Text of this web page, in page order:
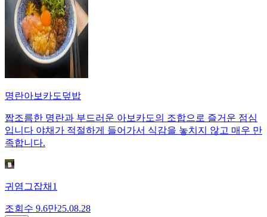
명란아보카도덮밥
짭조름한 명란과 부드러운 아보카도의 조합으로 즐거운 점심
입니다 야채가 적절하게 들어가서 식감을 놓치지 않고 매우 만
족합니다.
귀염그잡채1
조회수 9.6만25.08.28